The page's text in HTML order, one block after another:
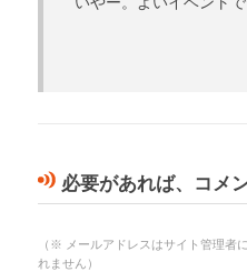
必要があれば、コメ
（※ メールアドレスはサイト管理者
れません）